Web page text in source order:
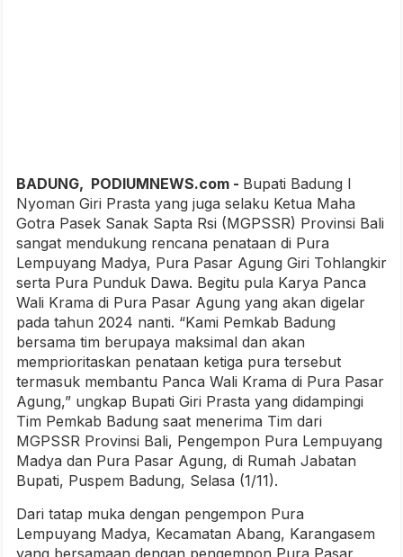
BADUNG, PODIUMNEWS.com - Bupati Badung I
Nyoman Giri Prasta yang juga selaku Ketua Maha
Gotra Pasek Sanak Sapta Rsi (MGPSSR) Provinsi Bali
sangat mendukung rencana penataan di Pura
Lempuyang Madya, Pura Pasar Agung Giri Tohlangkir
serta Pura Punduk Dawa. Begitu pula Karya Panca
Wali Krama di Pura Pasar Agung yang akan digelar
pada tahun 2024 nanti. “Kami Pemkab Badung
bersama tim berupaya maksimal dan akan
memprioritaskan penataan ketiga pura tersebut
termasuk membantu Panca Wali Krama di Pura Pasar
Agung,” ungkap Bupati Giri Prasta yang didampingi
Tim Pemkab Badung saat menerima Tim dari
MGPSSR Provinsi Bali, Pengempon Pura Lempuyang
Madya dan Pura Pasar Agung, di Rumah Jabatan
Bupati, Puspem Badung, Selasa (1/11).
Dari tatap muka dengan pengempon Pura
Lempuyang Madya, Kecamatan Abang, Karangasem